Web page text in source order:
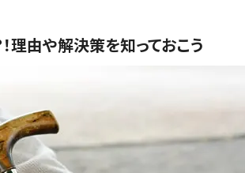
理由や解決策を知っておこう